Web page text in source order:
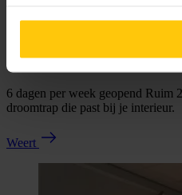
Weert
6 dagen per week geopend Ruim
droomtrap die past bij je interieur.
Weert